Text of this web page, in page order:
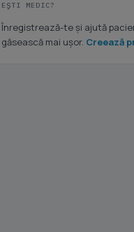
EȘTI MEDIC?
Înregistrează-te și ajută
găsească mai ușor. Creează